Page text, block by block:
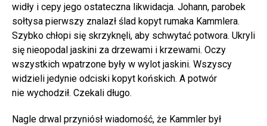
widły i cepy jego ostateczna likwidacja. Johann, parobek
sołtysa pierwszy znalazł ślad kopyt rumaka Kammlera.
Szybko chłopi się skrzyknęli, aby schwytać potwora. Ukryli
się nieopodal jaskini za drzewami i krzewami. Oczy
wszystkich wpatrzone były w wylot jaskini. Wszyscy
widzieli jedynie odciski kopyt końskich. A potwór
nie wychodził. Czekali długo.
Nagle drwal przyniósł wiadomość, że Kammler był